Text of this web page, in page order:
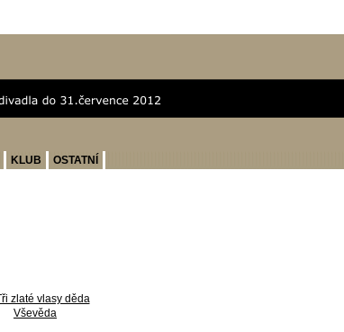
KLUB
OSTATNÍ